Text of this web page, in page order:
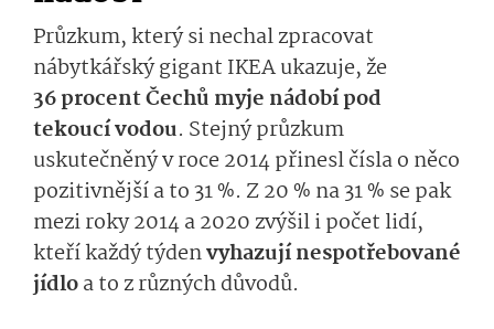
Průzkum, který si nechal zpracovat
nábytkářský gigant IKEA ukazuje, že
36 procent Čechů myje nádobí pod
tekoucí vodou. Stejný průzkum
uskutečněný v roce 2014 přinesl čísla o něco
pozitivnější a to 31 %. Z 20 % na 31 % se pak
mezi roky 2014 a 2020 zvýšil i počet lidí,
kteří každý týdenvyhazují nespotřebované
jídloa to z různých důvodů.